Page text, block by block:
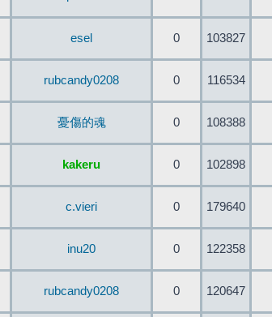
esel 0 103827
rubcandy0208 0 116534
憂傷的魂 0 108388
kakeru 0 102898
c.vieri 0 179640
inu20 0 122358
rubcandy0208 0 120647